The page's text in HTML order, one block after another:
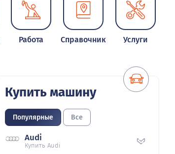
Работа Справочник Услуги
Купить машину
Популярные Все
Audi
Купить Audi